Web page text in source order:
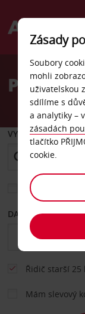
Welcome
Avis
VYZVEDNOUT Z
Vyberte si
DATUM OD
Řidič starší 25
Mám slevový
Zásady
Soubory
mohli
uživatelskou
sdílíme s
a analytiky –
zásadách
tlačítko
cookie.